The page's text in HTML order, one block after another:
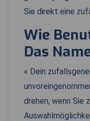
Sie direkt eine
Wie
Das
« Dein
drehen, wenn Sie